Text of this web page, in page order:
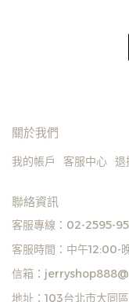
情形，客服人
無法出貨，本
諒。如遇庫
關於我們
我的帳戶 客服中心 退
聯絡資訊
客服專線：02-2595-
客服時間：中午12:00-
信箱：
地址：103台北市大同